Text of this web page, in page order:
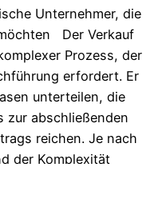
Unternehmer, die
Der Verkauf
Prozess, der
erfordert. Er
unterteilen, die
zur abschließenden
reichen. Je nach
der Komplexität